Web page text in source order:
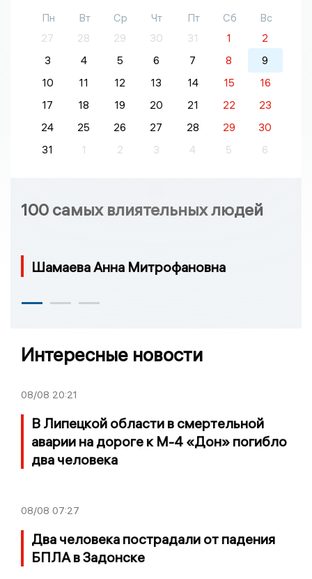
Пн Вт Ср Чт Пт Сб
Вс
27
28 29 30 31 1
2
3
4 5 6 7 8
9
10
11 12 13 14 15
16
17
18 19 20 21 22
23
24
25 26 27 28 29
30
31
1 2 3 4 5 6
100 самых влиятельных людей
Шамаева Анна Митрофановна
Интересные новости
08/08 20:21
В Липецкой области в смертельной
аварии на дороге к М-4 «Дон» погибло
два человека
08/08 07:27
Два человека пострадали от падения
БПЛА в Задонске